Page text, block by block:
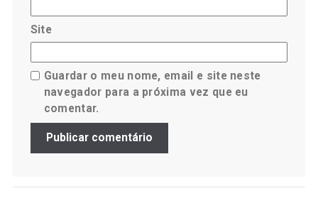
Site
Guardar o meu nome, email e site neste
navegador para a próxima vez que eu
comentar.